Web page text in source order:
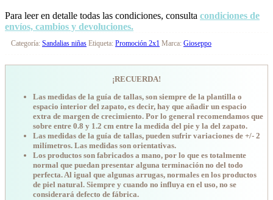
Para leer en detalle todas las condiciones, consulta condiciones de
envíos, cambios y devoluciones.
Categoría: Sandalias niñas Etiqueta: Promoción 2x1 Marca: Gioseppo
¡RECUERDA!
Las medidas de la guía de tallas, son siempre de la plantilla o
espacio interior del zapato, es decir, hay que añadir un espacio
extra de margen de crecimiento. Por lo general recomendamos que
sobre entre 0.8 y 1.2 cm entre la medida del pie y la del zapato.
Las medidas de la guía de tallas, pueden sufrir variaciones de +/- 2
milímetros. Las medidas son orientativas.
Los productos son fabricados a mano, por lo que es totalmente
normal que puedan presentar alguna terminación no del todo
perfecta. Al igual que algunas arrugas, normales en los productos
de piel natural. Siempre y cuando no influya en el uso, no se
considerará defecto de fábrica.